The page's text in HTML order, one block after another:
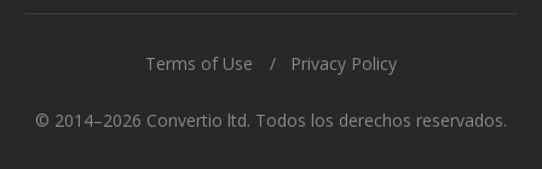
© 2014–2026 Convertio ltd. Todos los derechos reservados.
Terms of Use Privacy Policy